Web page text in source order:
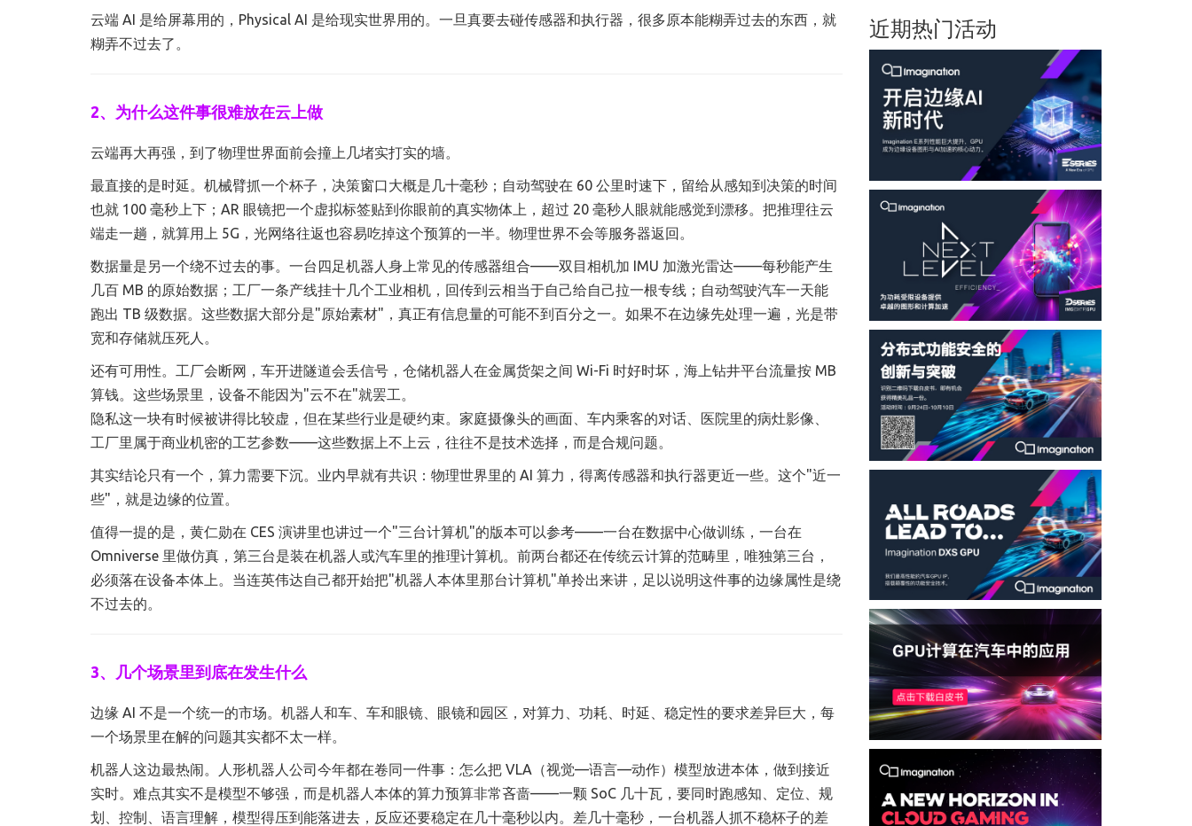
云端 AI 是给屏幕用的，Physical AI 是给现实世界用的。一旦真要去碰传感器和执行器，很多原本能糊弄过去的东西，就
糊弄不过去了。
2、为什么这件事很难放在云上做
云端再大再强，到了物理世界面前会撞上几堵实打实的墙。
最直接的是时延。机械臂抓一个杯子，决策窗口大概是几十毫秒；自动驾驶在 60 公里时速下，留给从感知到决策的时间
也就 100 毫秒上下；AR 眼镜把一个虚拟标签贴到你眼前的真实物体上，超过 20 毫秒人眼就能感觉到漂移。把推理往云
端走一趟，就算用上 5G，光网络往返也容易吃掉这个预算的一半。物理世界不会等服务器返回。
数据量是另一个绕不过去的事。一台四足机器人身上常见的传感器组合——双目相机加 IMU 加激光雷达——每秒能产生
几百 MB 的原始数据；工厂一条产线挂十几个工业相机，回传到云相当于自己给自己拉一根专线；自动驾驶汽车一天能
跑出 TB 级数据。这些数据大部分是"原始素材"，真正有信息量的可能不到百分之一。如果不在边缘先处理一遍，光是带
宽和存储就压死人。
还有可用性。工厂会断网，车开进隧道会丢信号，仓储机器人在金属货架之间 Wi-Fi 时好时坏，海上钻井平台流量按 MB
算钱。这些场景里，设备不能因为"云不在"就罢工。
隐私这一块有时候被讲得比较虚，但在某些行业是硬约束。家庭摄像头的画面、车内乘客的对话、医院里的病灶影像、
工厂里属于商业机密的工艺参数——这些数据上不上云，往往不是技术选择，而是合规问题。
其实结论只有一个，算力需要下沉。业内早就有共识：物理世界里的 AI 算力，得离传感器和执行器更近一些。这个"近一
些"，就是边缘的位置。
值得一提的是，黄仁勋在 CES 演讲里也讲过一个"三台计算机"的版本可以参考——一台在数据中心做训练，一台在
Omniverse 里做仿真，第三台是装在机器人或汽车里的推理计算机。前两台都还在传统云计算的范畴里，唯独第三台，
必须落在设备本体上。当连英伟达自己都开始把"机器人本体里那台计算机"单拎出来讲，足以说明这件事的边缘属性是绕
不过去的。
3、几个场景里到底在发生什么
边缘 AI 不是一个统一的市场。机器人和车、车和眼镜、眼镜和园区，对算力、功耗、时延、稳定性的要求差异巨大，每
一个场景里在解的问题其实都不太一样。
机器人这边最热闹。人形机器人公司今年都在卷同一件事：怎么把 VLA（视觉—语言—动作）模型放进本体，做到接近
实时。难点其实不是模型不够强，而是机器人本体的算力预算非常吝啬——一颗 SoC 几十瓦，要同时跑感知、定位、规
划、控制、语言理解，模型得压到能落进去，反应还要稳定在几十毫秒以内。差几十毫秒，一台机器人抓不稳杯子的差
近期热门活动